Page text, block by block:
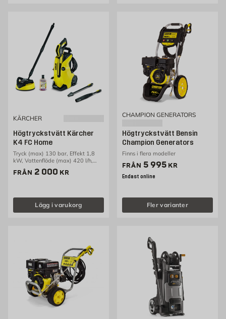
KÄRCHER
Högtryckstvätt Kärcher
K4 FC Home
Tryck (max) 130 bar, Effekt 1,8
kW, Vattenflöde (max) 420 l/h,
Slanglängd 6 meter. Vattenkyld
motor.
FRÅN Pris 2000 kr
2 000 KR
Lägg i varukorg
CHAMPION GENERATORS
Högtryckstvätt Bensin
Champion Generators
Finns i flera modeller
FRÅN Pris 5995 kr
5 995 KR
Endast online
Fler varianter